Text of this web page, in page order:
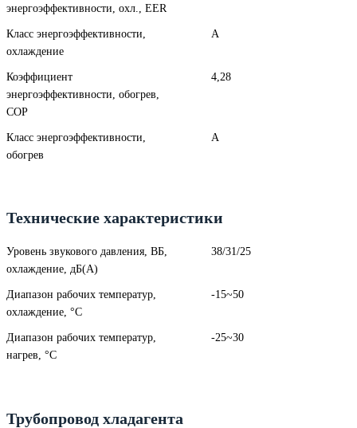
энергоэффективности, охл., EER
Класс энергоэффективности,
охлаждение
A
Коэффициент
энергоэффективности, обогрев,
COP
4,28
Класс энергоэффективности,
обогрев
A
Технические характеристики
Уровень звукового давления, ВБ,
охлаждение, дБ(А)
38/31/25
Диапазон рабочих температур,
охлаждение, °C
-15~50
Диапазон рабочих температур,
нагрев, °C
-25~30
Трубопровод хладагента